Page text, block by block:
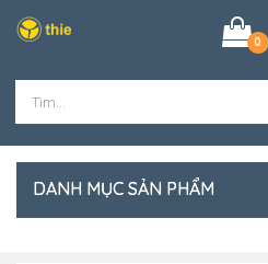
0
DANH MỤC SẢN PHẨM